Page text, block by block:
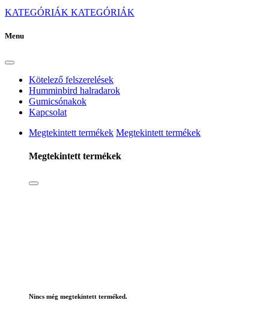
KATEGÓRIÁK KATEGÓRIÁK
Menu
Kötelező felszerelések
Humminbird halradarok
Gumicsónakok
Kapcsolat
Megtekintett termékek Megtekintett termékek
Megtekintett termékek
Nincs még megtekintett terméked.